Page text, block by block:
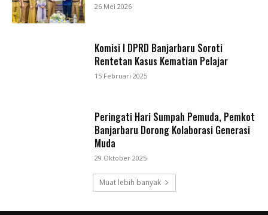
26 Mei 2026
Komisi I DPRD Banjarbaru Soroti
Rentetan Kasus Kematian Pelajar
15 Februari 2025
Peringati Hari Sumpah Pemuda, Pemkot
Banjarbaru Dorong Kolaborasi Generasi
Muda
29 Oktober 2025
Muat lebih banyak